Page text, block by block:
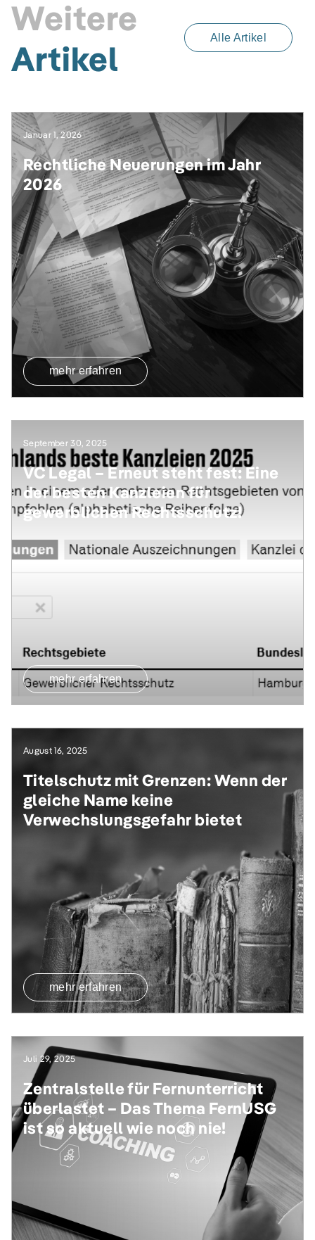
Weitere
Artikel
Alle Artikel
Januar 1, 2026
Rechtliche Neuerungen im Jahr
2026
mehr erfahren
September 30, 2025
VC Legal – Erneut steht fest: Eine
der besten Kanzleien für
gewerblichen Rechtsschutz!
mehr erfahren
August 16, 2025
Titelschutz mit Grenzen: Wenn der
gleiche Name keine
Verwechslungsgefahr bietet
mehr erfahren
Juli 29, 2025
Zentralstelle für Fernunterricht
überlastet – Das Thema FernUSG
ist so aktuell wie noch nie!